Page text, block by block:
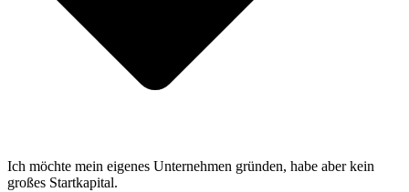
Ich möchte mein eigenes Unternehmen gründen, habe aber kein
großes Startkapital.